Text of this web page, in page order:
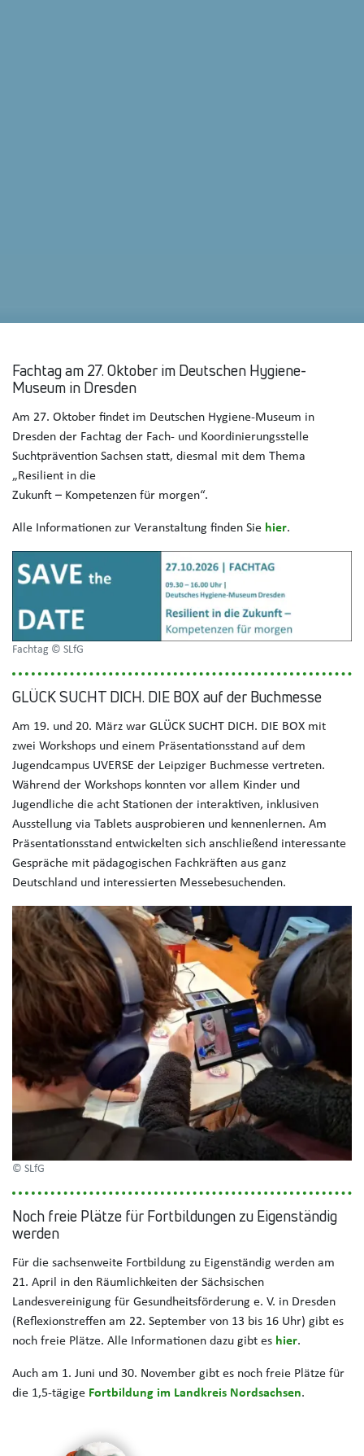
Fachtag am 27. Oktober im Deutschen Hygiene-
Museum in Dresden
Am 27. Oktober findet im Deutschen Hygiene-Museum in
Dresden der Fachtag der Fach- und Koordinierungsstelle
Suchtprävention Sachsen statt, diesmal mit dem Thema
„Resilient in die
Zukunft – Kompetenzen für morgen“.
Alle Informationen zur Veranstaltung finden Sie hier.
Fachtag © SLfG
GLÜCK SUCHT DICH. DIE BOX auf der Buchmesse
Am 19. und 20. März war GLÜCK SUCHT DICH. DIE BOX mit
zwei Workshops und einem Präsentationsstand auf dem
Jugendcampus UVERSE der Leipziger Buchmesse vertreten.
Während der Workshops konnten vor allem Kinder und
Jugendliche die acht Stationen der interaktiven, inklusiven
Ausstellung via Tablets ausprobieren und kennenlernen. Am
Präsentationsstand entwickelten sich anschließend interessante
Gespräche mit pädagogischen Fachkräften aus ganz
Deutschland und interessierten Messebesuchenden.
© SLfG
Noch freie Plätze für Fortbildungen zu Eigenständig
werden
Für die sachsenweite Fortbildung zu Eigenständig werden am
21. April in den Räumlichkeiten der Sächsischen
Landesvereinigung für Gesundheitsförderung e. V. in Dresden
(Reflexionstreffen am 22. September von 13 bis 16 Uhr) gibt es
noch freie Plätze. Alle Informationen dazu gibt es hier.
Auch am 1. Juni und 30. November gibt es noch freie Plätze für
die 1,5-tägige Fortbildung im Landkreis Nordsachsen.